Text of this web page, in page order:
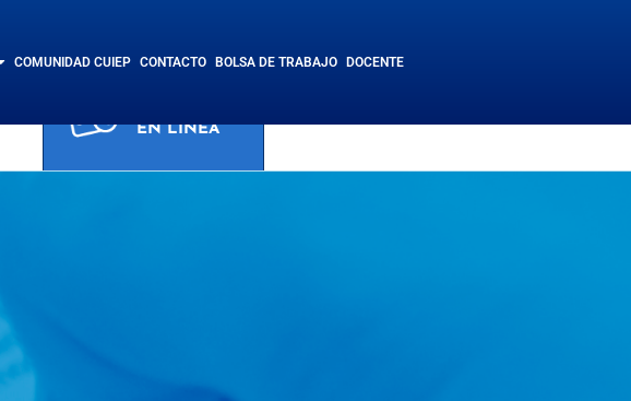
COMUNIDAD CUIEP CONTACTO BOLSA DE TRABAJO DOCENTE
EN LÍNEA